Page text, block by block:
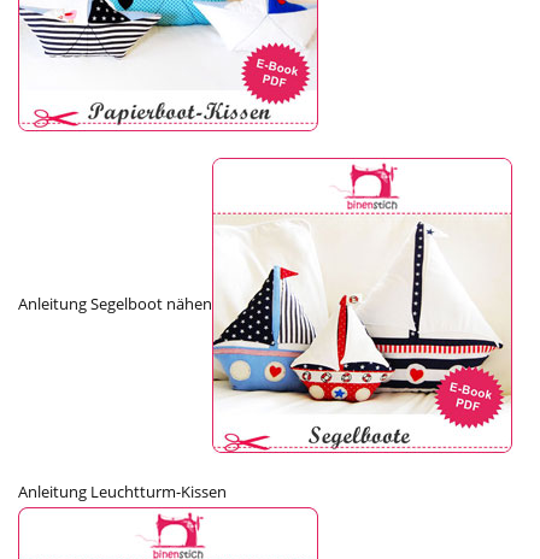
Anleitung Segelboot nähen
Anleitung Leuchtturm-Kissen